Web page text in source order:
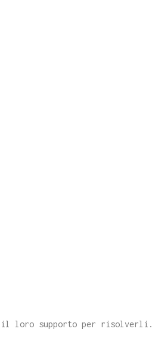
il loro supporto per risolverli.